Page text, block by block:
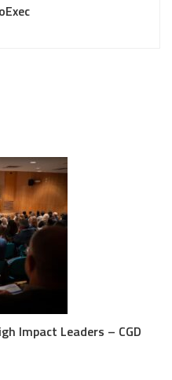
Impact Leaders – CGD